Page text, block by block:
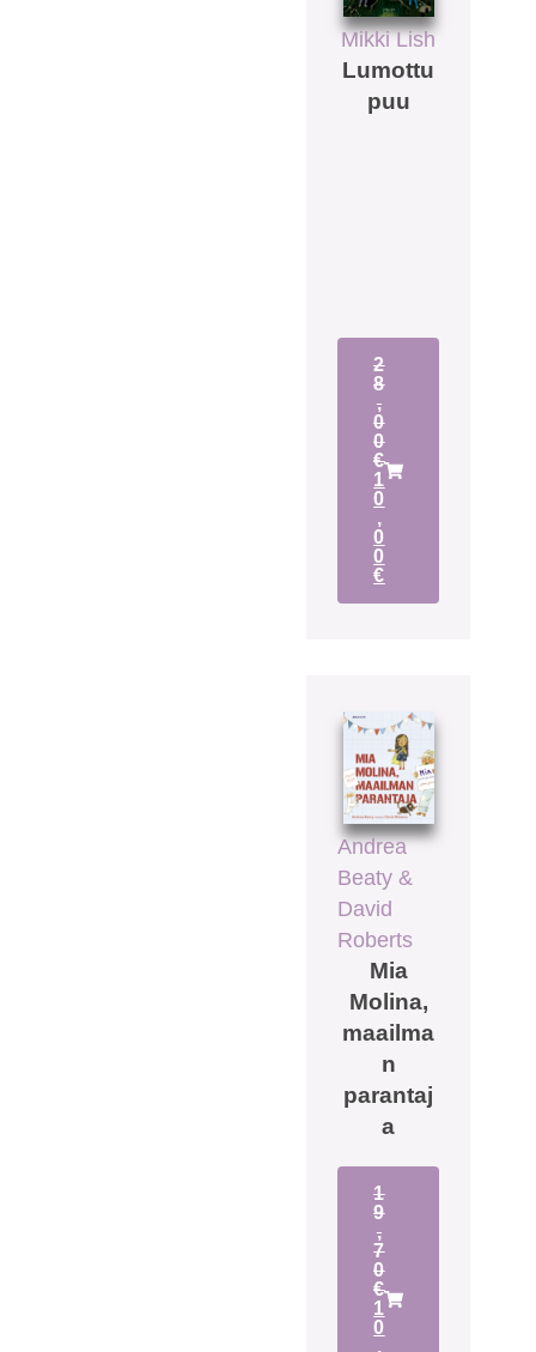
Mikki Lish
Lumottu
puu
2
8
,
0
0
€
1
0
,
0
0
€
Andrea
Beaty &
David
Roberts
Mia
Molina,
maailma
n
parantaj
a
1
9
,
7
0
€
1
0
,